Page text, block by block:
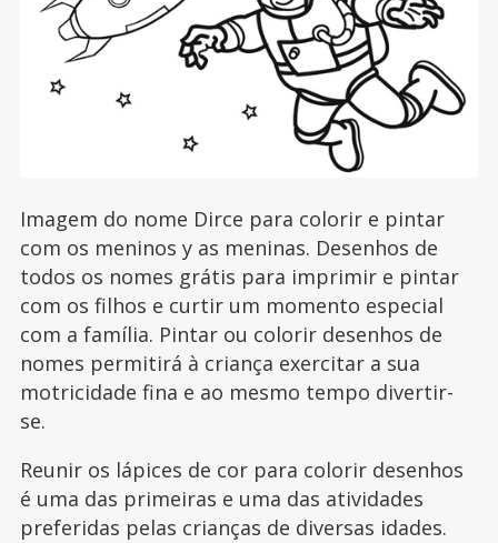
Imagem do nome Dirce para colorir e pintar
com os meninos y as meninas. Desenhos de
todos os nomes grátis para imprimir e pintar
com os filhos e curtir um momento especial
com a família. Pintar ou colorir desenhos de
nomes permitirá à criança exercitar a sua
motricidade fina e ao mesmo tempo divertir-
se.
Reunir os lápices de cor para colorir desenhos
é uma das primeiras e uma das atividades
preferidas pelas crianças de diversas idades.